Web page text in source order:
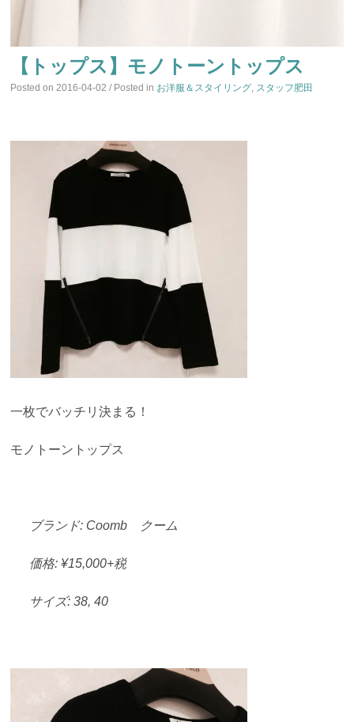
【トップス】モノトーントップス
Posted on2016-04-02 / Posted in お洋服＆スタイリング, スタッフ肥田
一枚でバッチリ決まる！
モノトーントップス
ブランド: Coomb クーム
価格: ¥15,000+税
サイズ: 38, 40